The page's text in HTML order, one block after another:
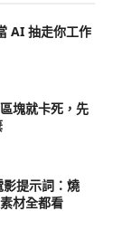
AI 抽走你工作
塊就卡死，先
提示詞：燒
材全都看